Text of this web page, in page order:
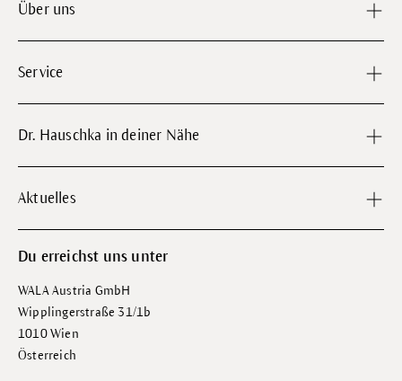
Über uns
Service
Dr. Hauschka in deiner Nähe
Aktuelles
Du erreichst uns unter
WALA Austria GmbH
Wipplingerstraße 31/1b
1010 Wien
Österreich